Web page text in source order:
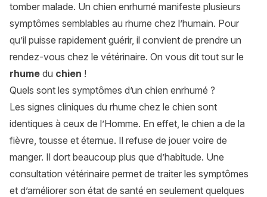
tomber malade. Un chien enrhumé manifeste plusieurs
symptômes semblables au rhume chez l’humain. Pour
qu’il puisse rapidement guérir, il convient de prendre un
rendez-vous chez le vétérinaire. On vous dit tout sur le
rhume du chien !
Quels sont les symptômes d’un chien enrhumé ?
Les signes cliniques du rhume chez le chien sont
identiques à ceux de l’Homme. En effet, le chien a de la
fièvre, tousse et éternue. Il refuse de jouer voire de
manger. Il dort beaucoup plus que d’habitude. Une
consultation vétérinaire permet de traiter les symptômes
et d’améliorer son état de santé en seulement quelques